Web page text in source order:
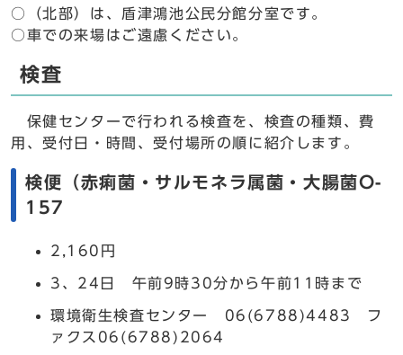
○（北部）は、盾津鴻池公民分館分室です。
○車での来場はご遠慮ください。
検査
保健センターで行われる検査を、検査の種類、費
用、受付日・時間、受付場所の順に紹介します。
検便（赤痢菌・サルモネラ属菌・大腸菌O-
157
2,160円
3、24日 午前9時30分から午前11時まで
環境衛生検査センター 06(6788)4483 フ
ァクス06(6788)2064